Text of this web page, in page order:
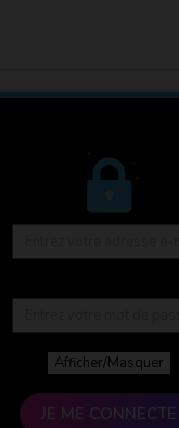
Afficher/Masquer
JE ME CONNECTE